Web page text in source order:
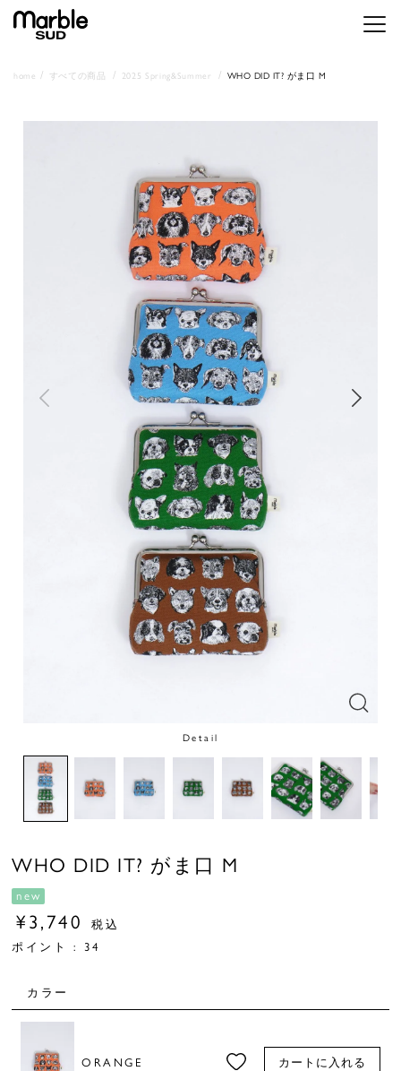
メニ
home すべての商品 2025 Spring&Summer WHO DID IT? がま口 M
Detail
WHO DID IT? がま口 M
new
¥3,740
税込
ポイント : 34
カラー
ORANGE カートに入れる